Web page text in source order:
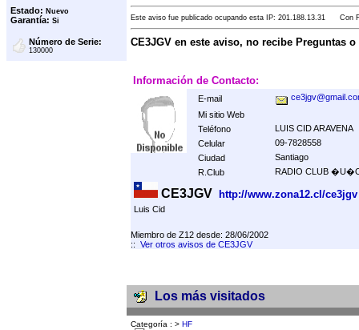
Estado: Nuevo
Garantía: Si
Número de Serie:
130000
Este aviso fue publicado ocupando esta IP: 201.188.13.31 Con
CE3JGV en este aviso, no recibe Preguntas
Información de Contacto:
E-mail
Mi sitio Web
Teléfono
LUIS CID ARAVENA
Celular
09-7828558
Ciudad
Santiago
R.Club
RADIO CLUB
CE3JGV http://www.zona12.cl/ce3jgv
Luis Cid
Miembro de Z12 desde: 28/06/2002
:: Ver otros avisos de CE3JGV
Los más visitados
Categoría : > HF